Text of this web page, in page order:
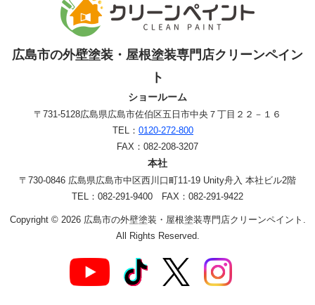
広島市の外壁塗装・屋根塗装専門店クリーンペイン
ト
ショールーム
〒731-5128広島県広島市佐伯区五日市中央７丁目２２－１６
TEL： 0120-272-800
FAX：082-208-3207
本社
〒730-0846 広島県広島市中区西川口町11-19 Unity舟入 本社ビル2階
TEL：082-291-9400 FAX：082-291-9422
Copyright © 2026 広島市の外壁塗装・屋根塗装専門店クリーンペイント.
All Rights Reserved.